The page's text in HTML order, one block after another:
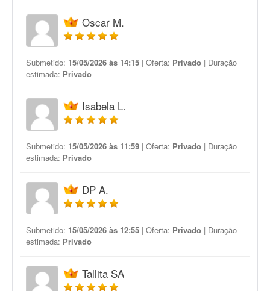
Oscar M.
Submetido: 15/05/2026 às 14:15 | Oferta: Privado | Duração
estimada: Privado
Isabela L.
Submetido: 15/05/2026 às 11:59 | Oferta: Privado | Duração
estimada: Privado
DP A.
Submetido: 15/05/2026 às 12:55 | Oferta: Privado | Duração
estimada: Privado
Tallita SA